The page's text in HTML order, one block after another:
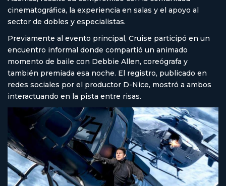
cinematográfica, la experiencia en salas y el apoyo al
sector de dobles y especialistas.
Previamente al evento principal, Cruise participó en un
encuentro informal donde compartió un animado
momento de baile con Debbie Allen, coreógrafa y
también premiada esa noche. El registro, publicado en
redes sociales por el productor D-Nice, mostró a ambos
interactuando en la pista entre risas.